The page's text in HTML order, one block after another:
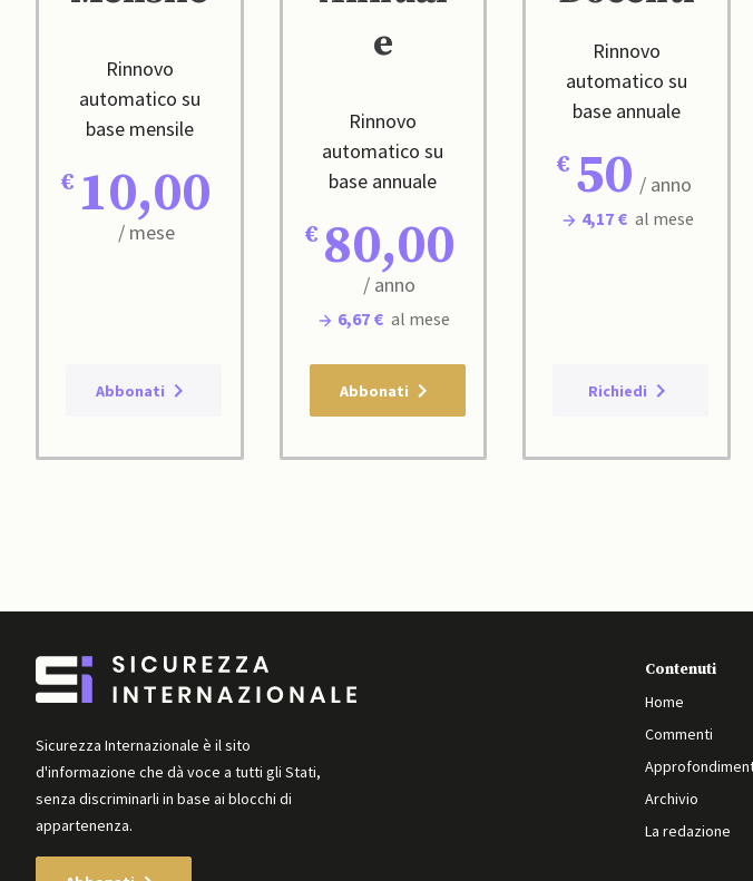
Rinnovo
automatico su
base mensile
10,00
/ mese
Abbonati
e
Rinnovo
automatico su
base annuale
80,00
/ anno
6,67 € al mese
Abbonati
Rinnovo
automatico su
base annuale
50 / anno
4,17 € al mese
Richiedi
Sicurezza Internazionale è il sito
d'informazione che dà voce a tutti gli Stati,
senza discriminarli in base ai blocchi di
appartenenza.
Contenuti
Home
Commenti
Archivio
La redazione